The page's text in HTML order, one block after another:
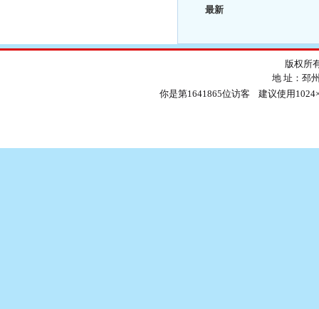
最新
版权所
地 址：邳
你是第1641865位访客 建议使用